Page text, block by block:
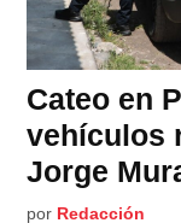
Cateo en
vehículos
Jorge
por Redacción